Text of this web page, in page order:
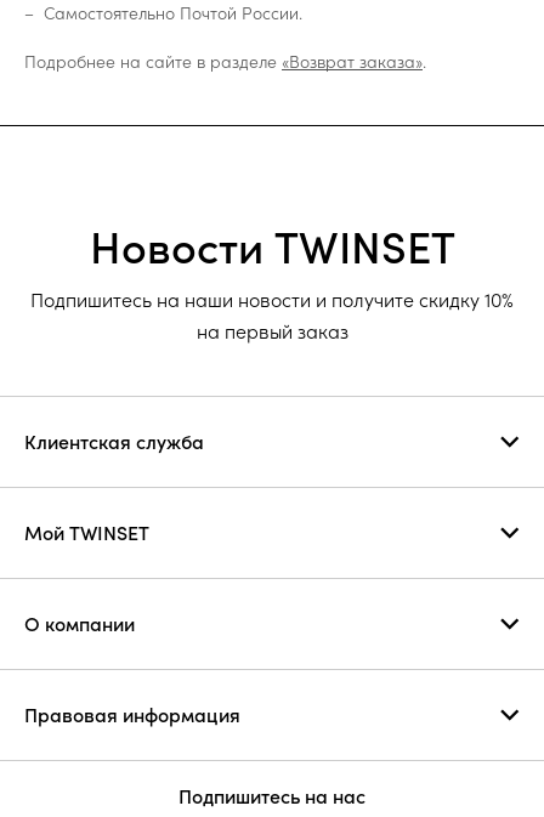
Самостоятельно Почтой России.
Подробнее на сайте в разделе «Возврат заказа».
Новости TWINSET
Подпишитесь на наши новости и получите скидку 10%
на первый заказ
Клиентская служба
Мой TWINSET
О компании
Правовая информация
Подпишитесь на нас